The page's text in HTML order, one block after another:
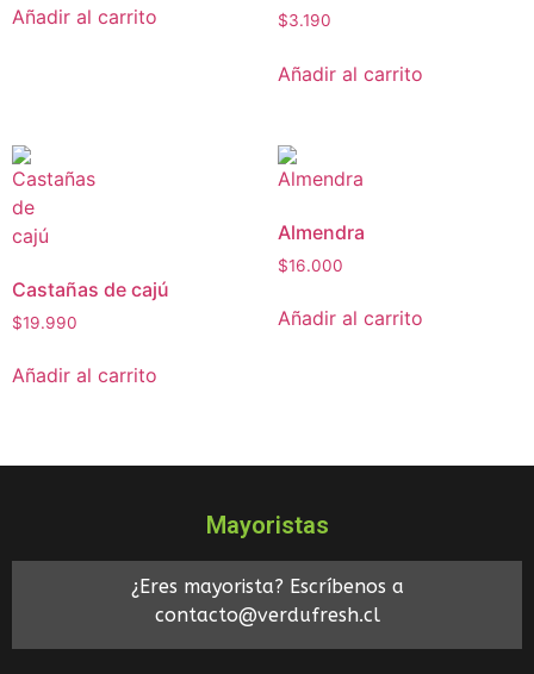
Añadir al carrito $3.190
Añadir al carrito
Castañas de cajú
$19.990
Añadir al carrito
Almendra
$16.000
Añadir al carrito
Mayoristas
¿Eres mayorista? Escríbenos a
contacto@verdufresh.cl